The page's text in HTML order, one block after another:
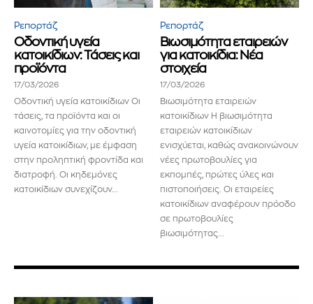
Ρεπορτάζ
Οδοντική υγεία
κατοικίδιων: Τάσεις και
προϊόντα
17/03/2026
Οδοντική υγεία κατοικίδιων Οι
τάσεις, τα προϊόντα και οι
καινοτομίες για την οδοντική
υγεία κατοικίδιων, με έμφαση
στην προληπτική φροντίδα και
διατροφή. Οι κηδεμόνες
κατοικίδιων συνεχίζουν...
Ρεπορτάζ
Βιωσιμότητα εταιρειών
για κατοικίδια: Νέα
στοιχεία
17/03/2026
Βιωσιμότητα εταιρειών
κατοικίδιων Η βιωσιμότητα
εταιρειών κατοικίδιων
ενισχύεται, καθώς ανακοινώνουν
νέες πρωτοβουλίες για
εκπομπές, πρώτες ύλες και
πιστοποιήσεις. Οι εταιρείες
κατοικίδιων αναφέρουν πρόοδο
σε πρωτοβουλίες
βιωσιμότητας...